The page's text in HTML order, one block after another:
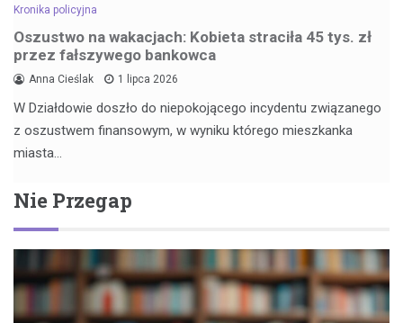
Kronika policyjna
Oszustwo na wakacjach: Kobieta straciła 45 tys. zł
przez fałszywego bankowca
Anna Cieślak 1 lipca 2026
W Działdowie doszło do niepokojącego incydentu związanego
z oszustwem finansowym, w wyniku którego mieszkanka
miasta…
Nie Przegap